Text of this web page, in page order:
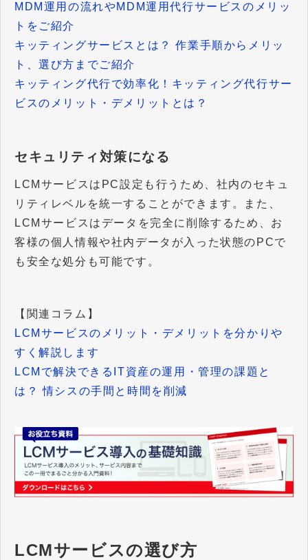
MDM運用の流れやMDM運用代行サービスのメリッ
トをご紹介
キッティングサービスとは？ 作業手順からメリッ
ト、選び方までご紹介
キッティング代行で効率化！キッティング代行サー
ビスのメリット・デメリットとは？
セキュリティ対策になる
LCMサービスはPC設定も行うため、社内のセキュ
リティレベルを統一することができます。また、
LCMサービスはデータを完全に削除するため、お
客様の個人情報や社内データが入った状態のPCで
も安全な処分も可能です。
【関連コラム】
LCMサービスのメリット・デメリットを分かりや
すく解説します
LCMで解決できるIT資産の運用・管理の課題と
は？ 情シスの手間と時間を削減
LCMサービスの選び方